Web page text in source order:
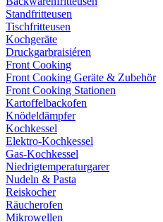
Standfritteusen
Tischfritteusen
Kochgeräte
Druckgarbraisiéren
Front Cooking
Front Cooking Geräte & Zubehör
Front Cooking Stationen
Kartoffelbackofen
Knödeldämpfer
Kochkessel
Elektro-Kochkessel
Gas-Kochkessel
Niedrigtemperaturgarer
Nudeln & Pasta
Reiskocher
Räucherofen
Mikrowellen